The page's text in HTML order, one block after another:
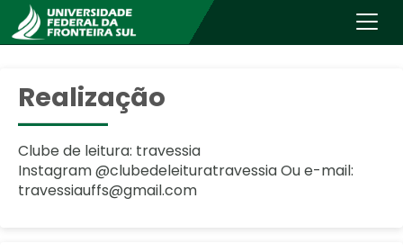
Realização
Clube de leitura: travessia
Instagram @clubedeleituratravessia Ou e-mail:
travessiauffs@gmail.com